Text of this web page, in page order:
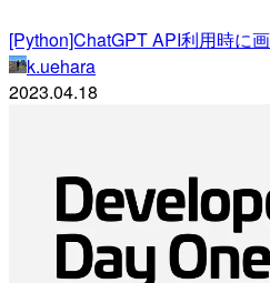
[Python]ChatGPT API利用時に
k.uehara
2023.04.18